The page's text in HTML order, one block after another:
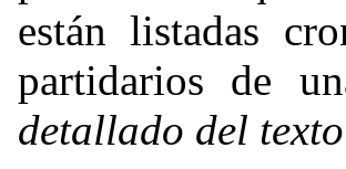
están listadas
partidarios de
detallado del